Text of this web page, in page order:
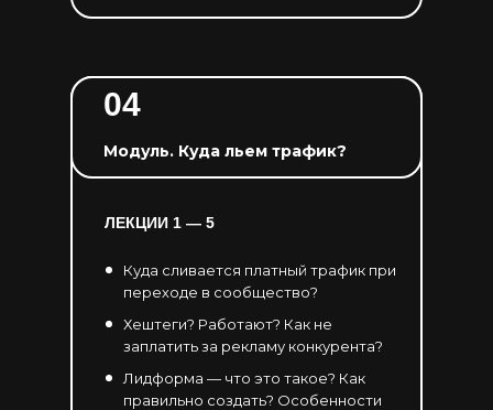
Модуль. Куда льем трафик?
ЛЕКЦИИ 1 — 5
Куда сливается платный трафик при
переходе в сообщество?
04
Хештеги? Работают? Как не
заплатить за рекламу конкурента?
Лидформа — что это такое? Как
правильно создать? Особенности